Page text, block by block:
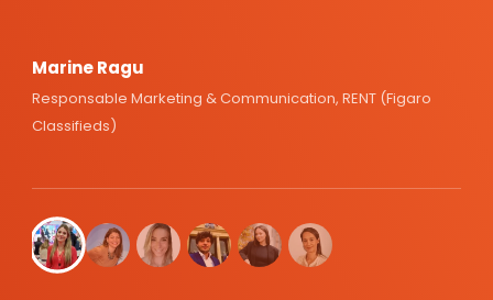
Marine Ragu
Responsable Marketing & Communication, RENT (Figaro
Classifieds)